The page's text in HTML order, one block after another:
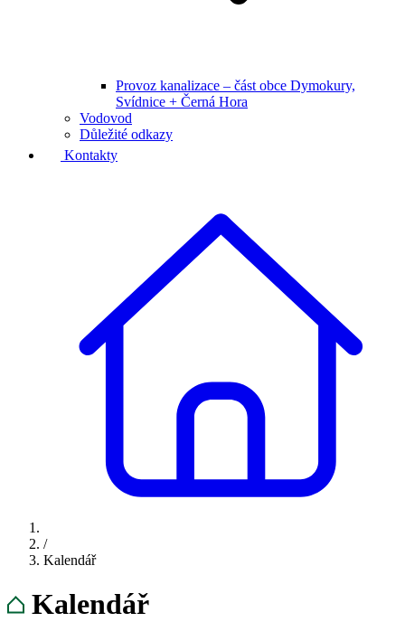
Provoz kanalizace – část obce Dymokury,
Svídnice + Černá Hora
Vodovod
Důležité odkazy
Kontakty
/
Kalendář
Kalendář